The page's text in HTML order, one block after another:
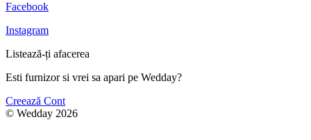
Facebook
Instagram
Listează-ți afacerea
Esti furnizor si vrei sa apari pe Wedday?
Creează Cont
© Wedday 2026